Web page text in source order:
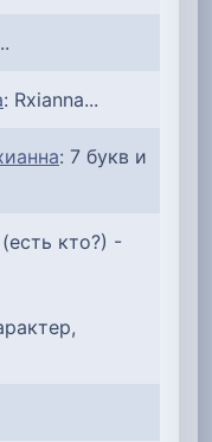
: Rxianna...
: 7 букв и
кто?) -